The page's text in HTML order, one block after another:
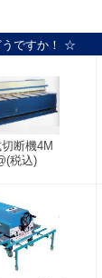
うですか！ ☆
断機4M
(税込)